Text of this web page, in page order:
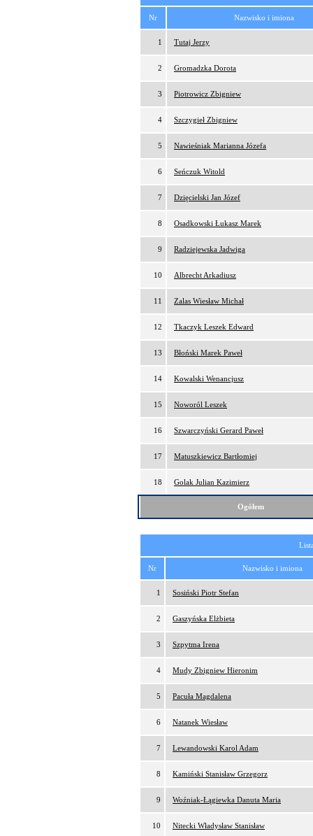
Nr Nazwisko i imiona
1 Tutaj Jerzy
2 Gromadzka Dorota
3 Piotrowicz Zbigniew
4 Szczygieł Zbigniew
5 Nawieśniak Marianna Józefa
6 Seńczuk Witold
7 Dzięcielski Jan Józef
8 Osadkowski Łukasz Marek
9 Radziejewska Jadwiga
10 Albrecht Arkadiusz
11 Zalas Wiesław Michał
12 Tkaczyk Leszek Edward
13 Błoński Marek Paweł
14 Kowalski Wenancjusz
15 Noworól Leszek
16 Szwarczyński Gerard Paweł
17 Matuszkiewicz Bartłomiej
18 Golak Julian Kazimierz
Ogółem
Nr Nazwisko i imiona
1 Sosiński Piotr Stefan
2 Gaszyńska Elżbieta
3 Szpytma Irena
4 Mudy Zbigniew Hieronim
5 Pacuła Magdalena
6 Natanek Wiesław
7 Lewandowski Karol Adam
8 Kamiński Stanisław Grzegorz
9 Woźniak-Łągiewka Danuta Maria
10 Nitecki Władysław Stanisław